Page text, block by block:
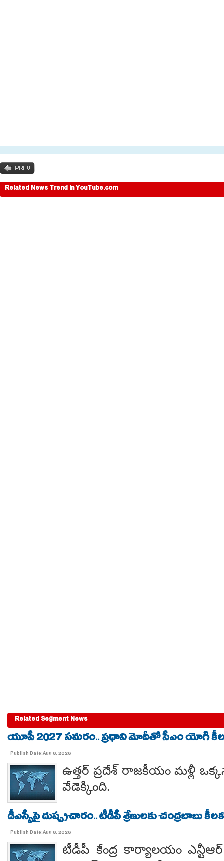
Related Segment News
యూపీ 2027 సమరం.. ప్రధాని మోదీతో సీఎం యోగి
Publish Date:Aug 8, 2026
ఉత్తర్ ప్రదేశ్ రాజకీయం మళ్లీ
వేడెక్కింది.
డీఎస్సీపై దుష్ప్రచారం.. టీడీపీ శ్రేణులకు చంద్రబాబు
Publish Date:Aug 8, 2026
టీడీపీ కేంద్ర కార్యాలయం